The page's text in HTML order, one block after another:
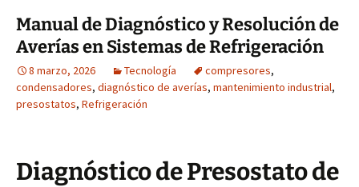
Manual de Diagnóstico y Resolución de
Averías en Sistemas de Refrigeración
8 marzo, 2026 Tecnología compresores,
condensadores, diagnóstico de averías, mantenimiento industrial,
presostatos, Refrigeración
Diagnóstico de Presostato de